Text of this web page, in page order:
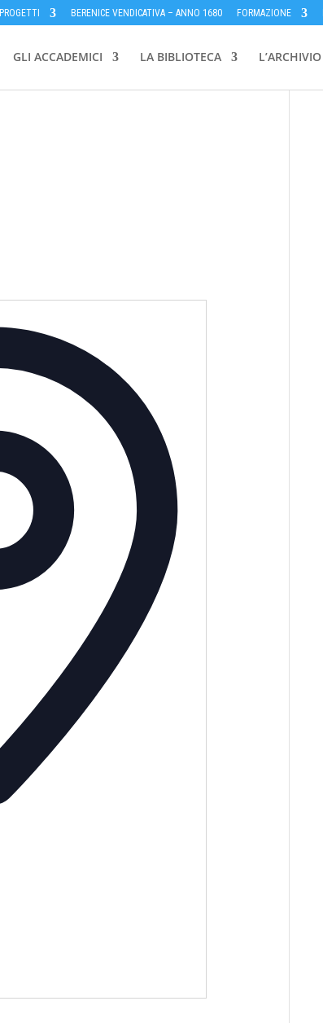
PROGETTI BERENICE VENDICATIVA – ANNO 1680 FORMAZIONE
GLI ACCADEMICI LA BIBLIOTECA L’ARCHIVIO